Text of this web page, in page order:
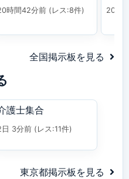
時間42分前 (レス:8件) 20時
全国掲示板を見る
護士集合
日 3分前 (レス:11件)
東京都掲示板を見る